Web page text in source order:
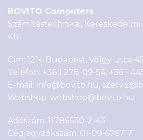
BOVITO Computers
Számítástechnikai, Kereskedelmi
Kft.
Cím: 1214 Budapest, Völgy utca
Telefon: +36 1 278-09-54, +36 1
E-mail: info@bovito.hu,
Webshop: webshop@bovito.hu
Adószám: 11786630-2-43
Cégjegyzékszám: 01-09-676717